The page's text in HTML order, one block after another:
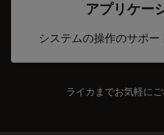
アプリケー
システムの操作のサポ
ライカまでお気軽に